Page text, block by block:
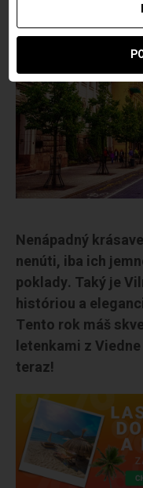
Nenápadný
nenúti, iba ich
poklady. Taký je
históriou a
Tento rok máš
letenkami z Viedne
teraz!